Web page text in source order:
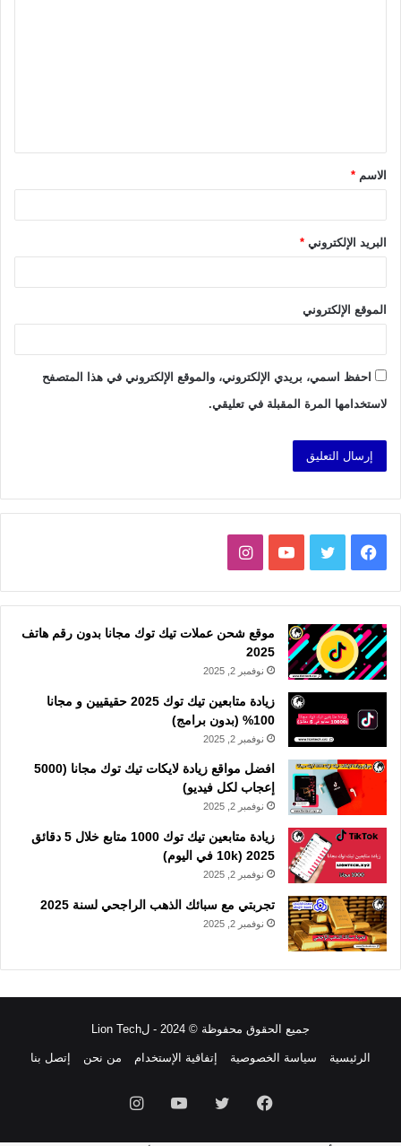
ق
*الاسم *
البريد الإلكتروني *
الموقع الإلكتروني
احفظ اسمي، بريدي الإلكتروني، والموقع الإلكتروني في هذا المتصفح
لاستخدامها المرة المقبلة في تعليقي.
فيسبوك تويتر يوتيوبانستقرام
موقع شحن عملات تيك توك مجانا بدون رقم هاتف
2025
نوفمبر 2, 2025
زيادة متابعين تيك توك 2025 حقيقيين و مجانا
100% (بدون برامج)
نوفمبر 2, 2025
افضل مواقع زيادة لايكات تيك توك مجانا (5000
إعجاب لكل فيديو)
نوفمبر 2, 2025
زيادة متابعين تيك توك 1000 متابع خلال 5 دقائق
2025 (10k في اليوم)
نوفمبر 2, 2025
تجربتي مع سبائك الذهب الراجحي لسنة 2025
نوفمبر 2, 2025
جميع الحقوق محفوظة © 2024 - لLion Tech
الرئيسية سياسة الخصوصية إتفاقية الإستخدام من نحن إتصل بنا
فيسبوك تويتر يوتيوبانستقرام